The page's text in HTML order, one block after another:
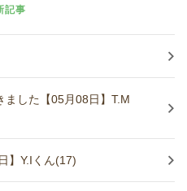
記事
ました【05月08日】T.M
】Y.Iくん(17)